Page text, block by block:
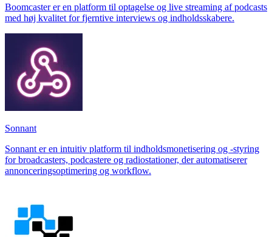
Boomcaster er en platform til optagelse og live streaming af podcasts
med høj kvalitet for fjerntive interviews og indholdsskabere.
Sonnant
Sonnant er en intuitiv platform til indholdsmonetisering og -styring
for broadcasters, podcastere og radiostationer, der automatiserer
annonceringsoptimering og workflow.